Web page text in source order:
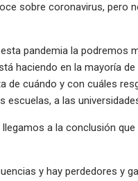
sobre coronavirus, pero
pandemia la podremos
haciendo en la mayoría
de cuándo y con cuáles
escuelas, a las
a la conclusión
y hay perdedores y